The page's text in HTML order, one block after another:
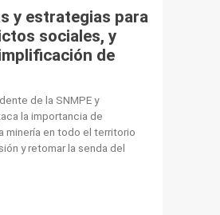
y estrategias para
sociales, y
de
de la SNMPE y
la importancia de
minería en todo el territorio
y retomar la senda del